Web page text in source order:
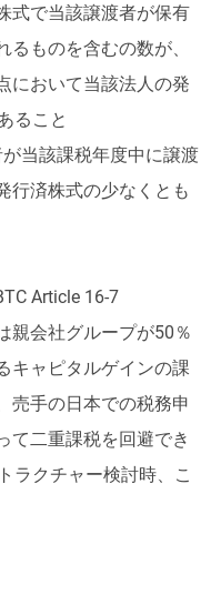
式で当該譲渡者が保有
ものを含むの数が、
において当該法人の発
ること
当該課税年度中に譲渡
行済株式の少なくとも
Article 16-7
親会社グループが50％
キャピタルゲインの課
売手の日本での税務申
て二重課税を回避でき
ラクチャー検討時、こ